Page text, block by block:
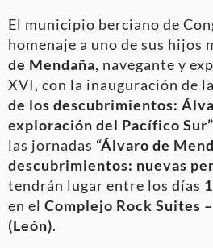
El municipio berciano de
homenaje a uno de sus hijos
de Mendaña, navegante y
XVI, con la inauguración de
de los descubrimientos:
exploración del Pacífico Sur”
las jornadas “Álvaro de
descubrimientos: nuevas
tendrán lugar entre los días
en el Complejo Rock Suites
(León).